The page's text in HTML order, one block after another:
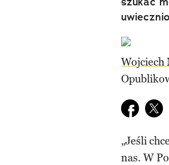
Wojciech
„Jeśli
nas. W